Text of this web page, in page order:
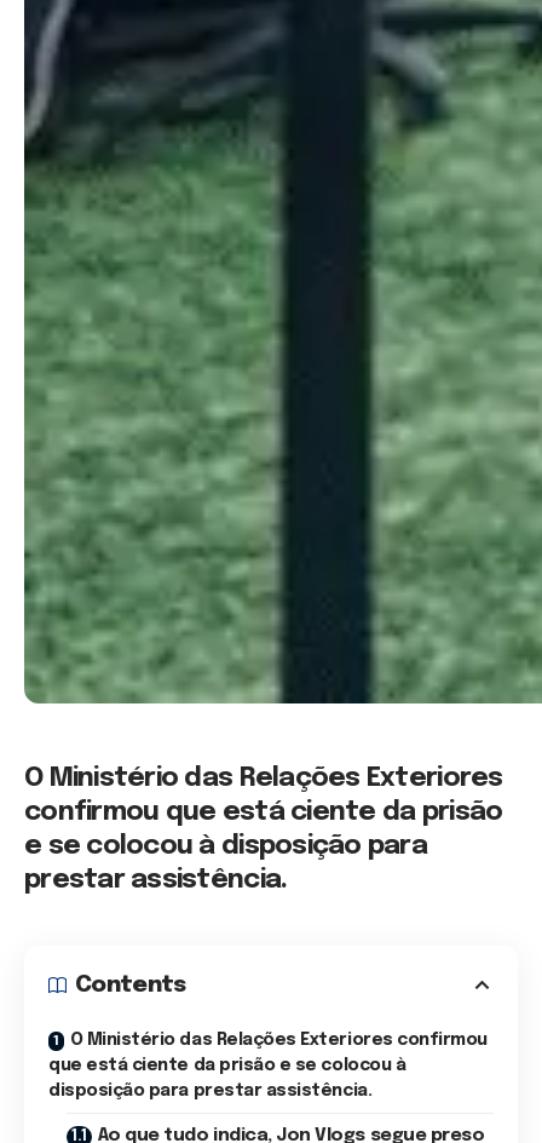
O Ministério das Relações Exteriores
confirmou que está ciente da prisão
e se colocou à disposição para
prestar assistência.
Contents
O Ministério das Relações Exteriores confirmou
que está ciente da prisão e se colocou à
disposição para prestar assistência.
Ao que tudo indica, Jon Vlogs segue preso